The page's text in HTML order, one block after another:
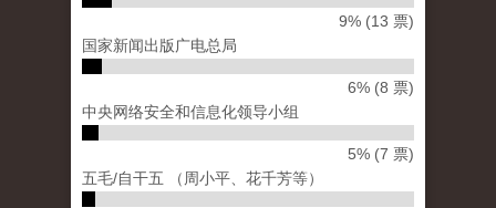
9% (13 票)
国家新闻出版广电总局
6% (8 票)
中央网络安全和信息化领导小组
5% (7 票)
五毛/自干五 （周小平、花千芳等）